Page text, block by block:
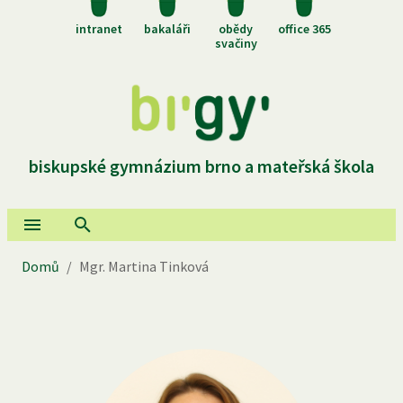
intranet bakaláři
obědy
svačiny
office 365
biskupské gymnázium brno a mateřská škola
Domů / Mgr. Martina Tinková